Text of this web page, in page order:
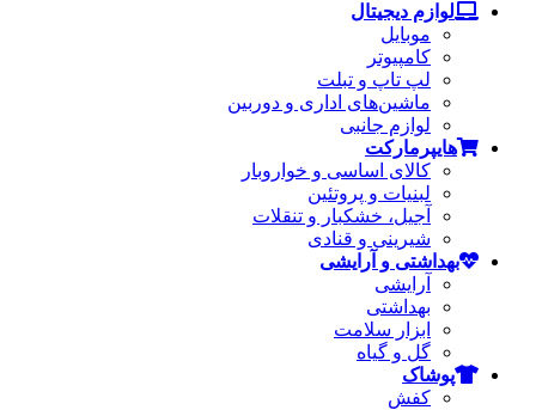
لوازم دیجیتال
موبایل
کامپیوتر
لپ تاپ و تبلت
ماشین‌های اداری و دوربین
لوازم جانبی
هایپرمارکت
کالای اساسی و خواروبار
لبنیات و پروتئین
آجیل، خشکبار و تنقلات
شیرینی و قنادی
بهداشتی و آرایشی
آرایشی
بهداشتی
ابزار سلامت
گل و گیاه
پوشاک
کفش